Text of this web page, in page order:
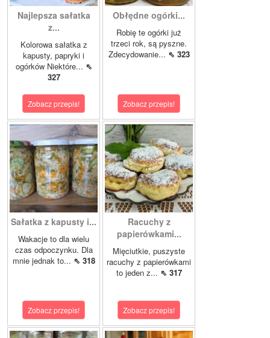
Najlepsza sałatka
z...
Kolorowa sałatka z
kapusty, papryki i
ogórków Niektóre... ⇖
327
Zobacz przepis!
Obłędne ogórki...
Robię te ogórki już
trzeci rok, są pyszne.
Zdecydowanie... ⇖ 323
Zobacz przepis!
Sałatka z kapusty i...
Wakacje to dla wielu
czas odpoczynku. Dla
mnie jednak to... ⇖ 318
Zobacz przepis!
Racuchy z
papierówkami...
Mięciutkie, puszyste
racuchy z papierówkami
to jeden z... ⇖ 317
Zobacz przepis!